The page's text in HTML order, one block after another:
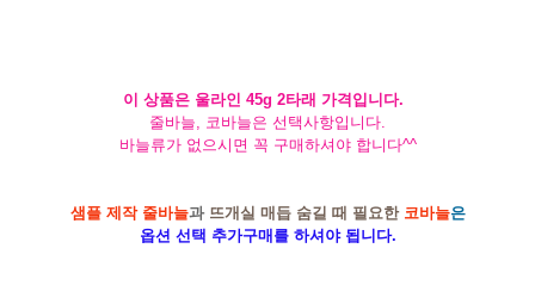
이 상품은 울라인 45g 2타래 가격입니다.
줄바늘, 코바늘은 선택사항입니다.
바늘류가 없으시면 꼭 구매하셔야 합니다^^
샘플 제작 줄바늘과 뜨개실 매듭 숨길 때 필요한 코바늘은
옵션 선택 추가구매를 하셔야 됩니다.